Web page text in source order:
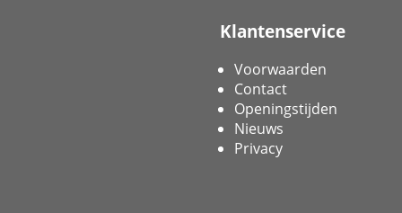
Klantenservice
Voorwaarden
Contact
Openingstijden
Nieuws
Privacy